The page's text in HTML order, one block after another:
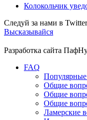
Колокольчик
Следуй за нами в Twitter
Высказывайся
Разработка сайта
FAQ
Общие
Общие
Общие
Ламерские